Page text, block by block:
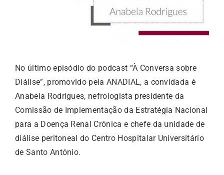
No último episódio do podcast “À Conversa sobre
Diálise”, promovido pela ANADIAL, a convidada é
Anabela Rodrigues, nefrologista presidente da
Comissão de Implementação da Estratégia Nacional
para a Doença Renal Crónica e chefe da unidade de
diálise peritoneal do Centro Hospitalar Universitário
de Santo António.